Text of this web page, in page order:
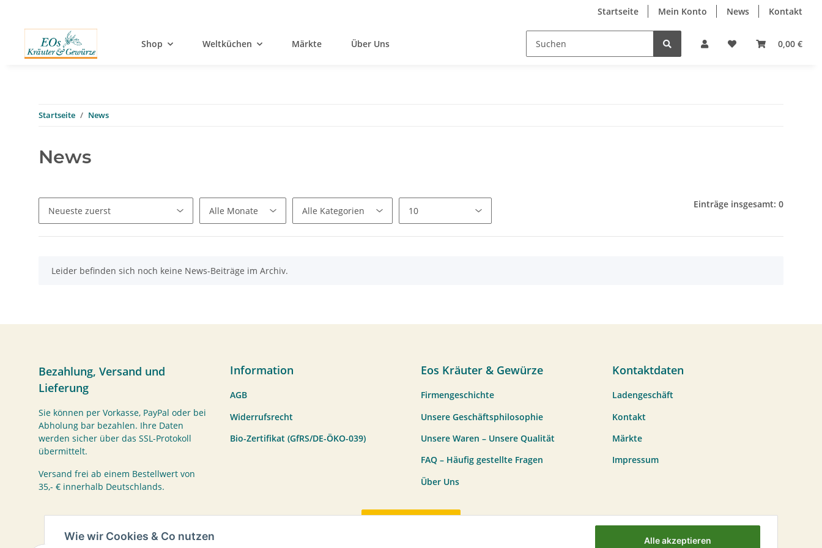
Startseite Mein Konto News Kontakt
0,00 €
Shop Weltküchen Märkte Über Uns
Startseite News
News
Einträge insgesamt: 0
xLeider befinden sich noch keine News-Beiträge im Archiv.
Bezahlung, Versand und
Lieferung
Sie können per Vorkasse, PayPal oder bei
Abholung bar bezahlen. Ihre Daten
werden sicher über das SSL-Protokoll
übermittelt.
Versand frei ab einem Bestellwert von
35,- € innerhalb Deutschlands.
Information
AGB
Widerrufsrecht
Bio-Zertifikat (GfRS/DE-ÖKO-039)
Eos Kräuter & Gewürze
Firmengeschichte
Unsere Geschäftsphilosophie
Unsere Waren – Unsere Qualität
FAQ – Häufig gestellte Fragen
Über Uns
Kontaktdaten
Ladengeschäft
Kontakt
Märkte
Impressum
Wie wir Cookies & Co nutzen Alle akzeptieren